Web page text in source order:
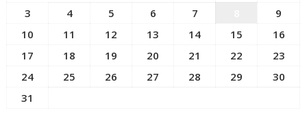
3
4 5 6 7
9
10
11 12 13 14 15
16
17
18 19 20 21 22
23
24
25 26 27 28 29
30
31